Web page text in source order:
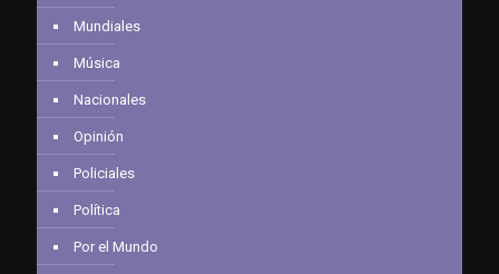
Mundiales
Música
Nacionales
Opinión
Policiales
Política
Por el Mundo